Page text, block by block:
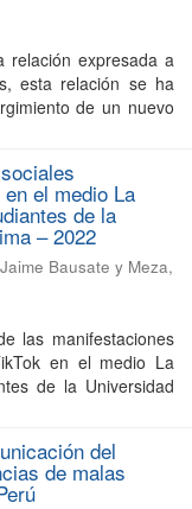
relación expresada a
esta relación se ha
de un nuevo
el medio La
de la
– 2022
Bausate y Meza,
las manifestaciones
en el medio La
de la Universidad
del
de malas